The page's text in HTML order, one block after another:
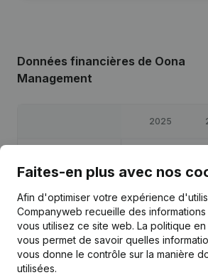
Données financières de Oona
Management
2025
Capitaux propres 58 443 €
Marge brute €33 857 €
Faites-en plus avec nos
Afin d'optimiser votre expérience
Companyweb recueille des
vous utilisez ce site web. La politique
vous permet de savoir quelles
vous donne le contrôle sur la manière
utilisées.